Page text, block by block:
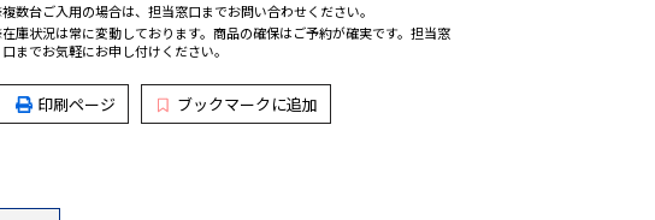
複数台ご入用の場合は、担当窓口までお問い合わせください。
在庫状況は常に変動しております。商品の確保はご予約が確実です。担当窓
口までお気軽にお申し付けください。
印刷ページ ブックマークに追加